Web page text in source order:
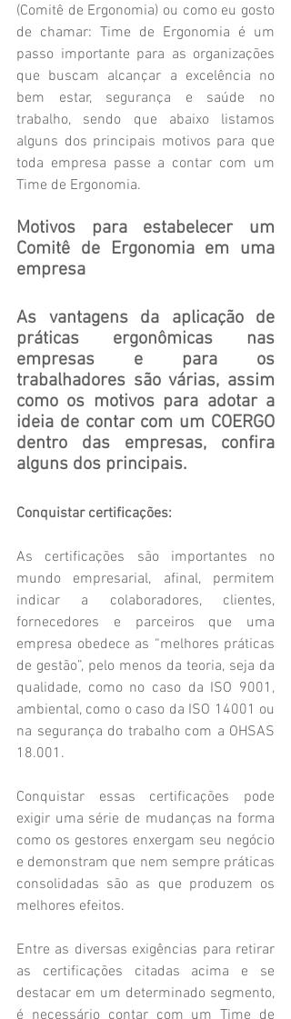
(Comitê de Ergonomia) ou como eu gosto
de chamar: Time de Ergonomia é um
passo importante para as organizações
que buscam alcançar a excelência no
bem estar, segurança e saúde no
trabalho, sendo que abaixo listamos
alguns dos principais motivos para que
toda empresa passe a contar com um
Time de Ergonomia.
Motivos para estabelecer um
Comitê de Ergonomia em uma
empresa
As vantagens da aplicação de
práticas ergonômicas nas
empresas e para os
trabalhadores são várias, assim
como os motivos para adotar a
ideia de contar com um COERGO
dentro das empresas, confira
alguns dos principais.
Conquistar certificações:
As certificações são importantes no
mundo empresarial, afinal, permitem
indicar a colaboradores, clientes,
fornecedores e parceiros que uma
empresa obedece as “melhores práticas
de gestão”, pelo menos da teoria, seja da
qualidade, como no caso da ISO 9001,
ambiental, como o caso da ISO 14001 ou
na segurança do trabalho com a OHSAS
18.001.
Conquistar essas certificações pode
exigir uma série de mudanças na forma
como os gestores enxergam seu negócio
e demonstram que nem sempre práticas
consolidadas são as que produzem os
melhores efeitos.
Entre as diversas exigências para retirar
as certificações citadas acima e se
destacar em um determinado segmento,
é necessário contar com um Time de